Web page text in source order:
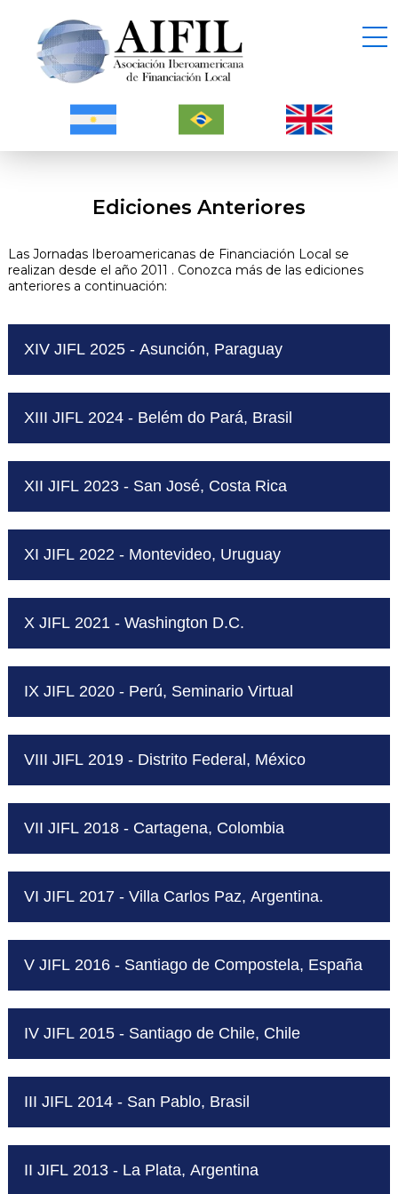
Ediciones Anteriores
Las Jornadas Iberoamericanas de Financiación Local se
realizan desde el año 2011 . Conozca más de las ediciones
anteriores a continuación:
XIV JIFL 2025 - Asunción, Paraguay
XIII JIFL 2024 - Belém do Pará, Brasil
XII JIFL 2023 - San José, Costa Rica
XI JIFL 2022 - Montevideo, Uruguay
X JIFL 2021 - Washington D.C.
IX JIFL 2020 - Perú, Seminario Virtual
VIII JIFL 2019 - Distrito Federal, México
VII JIFL 2018 - Cartagena, Colombia
VI JIFL 2017 - Villa Carlos Paz, Argentina.
V JIFL 2016 - Santiago de Compostela, España
IV JIFL 2015 - Santiago de Chile, Chile
III JIFL 2014 - San Pablo, Brasil
II JIFL 2013 - La Plata, Argentina